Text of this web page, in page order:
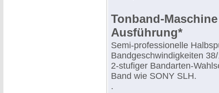
Tonband-
Ausführung*
Semi-professionelle
Bandgeschwindigkeiten
2-stufiger Bandarten-
Band wie SONY SLH.
.